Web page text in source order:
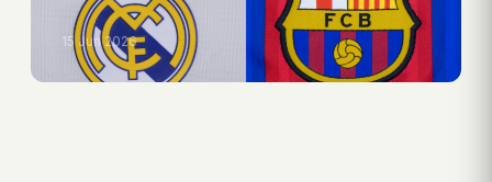
15 Jun 2026